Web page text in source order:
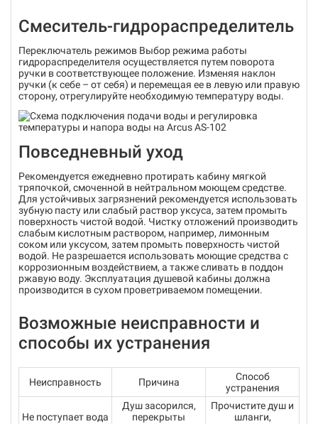
Cмеситель-гидрораспределитель
Переключатель режимов Выбор режима работы
гидрораспределителя осуществляется путем поворота
ручки в соответствующее положение. Изменяя наклон
ручки (к себе – от себя) и перемещая ее в левую или правую
сторону, отрегулируйте необходимую температуру воды.
Повседневный уход
Рекомендуется ежедневно протирать кабину мягкой
тряпочкой, смоченной в нейтральном моющем средстве.
Для устойчивых загрязнений рекомендуется использовать
зубную пасту или слабый раствор уксуса, затем промыть
поверхность чистой водой. Чистку отложений производить
слабым кислотным раствором, например, лимонным
соком или уксусом, затем промыть поверхность чистой
водой. Не разрешается использовать моющие средства с
коррозионным воздействием, а также сливать в поддон
ржавую воду. Эксплуатация душевой кабины должна
производится в сухом проветриваемом помещении.
Возможные неисправности и
способы их устранения
Неисправность Причина
Способ
устранения
Не поступает вода
Душ засорился,
перекрыты
Прочистите душ и
шланги,